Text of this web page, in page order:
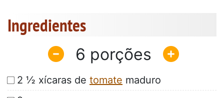
Ingredientes
6
2 ½ xícaras de tomate maduro